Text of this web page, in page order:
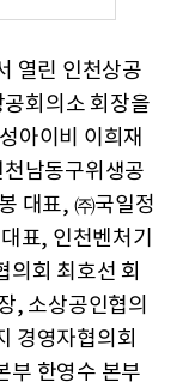
열린 인천상공
회의소 회장을
아이비 이희재
남동구위생공
대표, ㈜국일정
표, 인천벤처기
회 최호선 회
, 소상공인협의
경영자협의회
부 한영수 본부